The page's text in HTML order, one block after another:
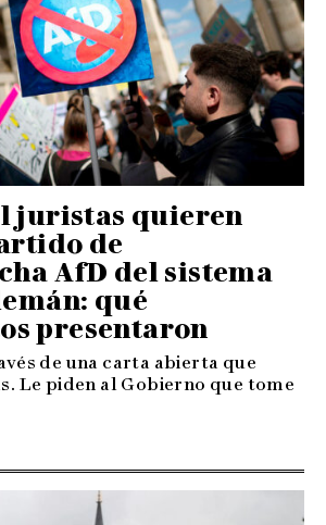
juristas quieren
de
AfD del sistema
qué
presentaron
de una carta abierta que
Le piden al Gobierno que tome